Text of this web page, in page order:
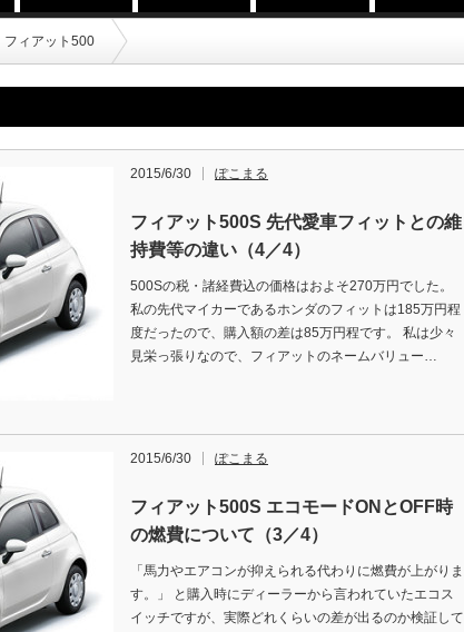
フィアット500
2015/6/30 ぽこまる
フィアット500S 先代愛車フィットとの維
持費等の違い（4／4）
500Sの税・諸経費込の価格はおよそ270万円でした。
私の先代マイカーであるホンダのフィットは185万円程
度だったので、購入額の差は85万円程です。 私は少々
見栄っ張りなので、フィアットのネームバリュー…
2015/6/30 ぽこまる
フィアット500S エコモードONとOFF時
の燃費について（3／4）
「馬力やエアコンが抑えられる代わりに燃費が上がりま
す。」 と購入時にディーラーから言われていたエコス
イッチですが、実際どれくらいの差が出るのか検証して